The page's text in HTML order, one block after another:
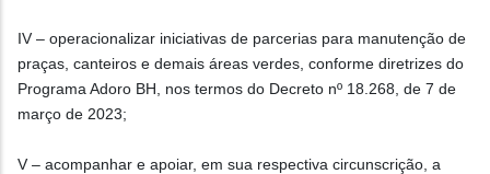
IV – operacionalizar iniciativas de parcerias para manutenção de
praças, canteiros e demais áreas verdes, conforme diretrizes do
Programa Adoro BH, nos termos do Decreto nº 18.268, de 7 de
março de 2023;
V – acompanhar e apoiar, em sua respectiva circunscrição, a